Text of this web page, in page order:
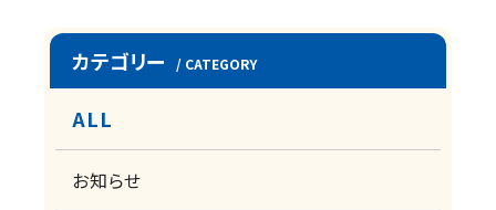
カテゴリー / CATEGORY
ALL
お知らせ